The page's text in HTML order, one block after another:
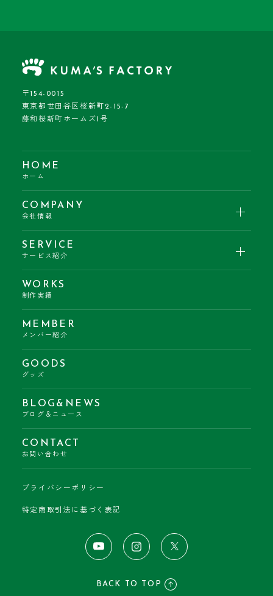
〒154-0015
東京都世田谷区桜新町2-15-7
藤和桜新町ホームズ1号
HOME
ホーム
COMPANY
会社情報
SERVICE
サービス紹介
WORKS
制作実績
MEMBER
メンバー紹介
GOODS
グッズ
BLOG&NEWS
ブログ＆ニュース
CONTACT
お問い合わせ
プライバシーポリシー
特定商取引法に基づく表記
BACK TO TOP